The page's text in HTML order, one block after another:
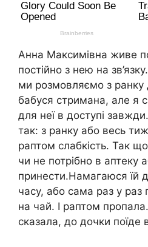
Анна Максимівна живе
постійно з нею на
ми розмовляємо з ранку
бабуся стримана, але я
для неї в доступі
так: з ранку або весь
раптом слабкість. Так
чи не потрібно в аптеку
принести.Намагаюся їй
часу, або сама раз у раз
на чай. І раптом
сказала, до дочки поїде